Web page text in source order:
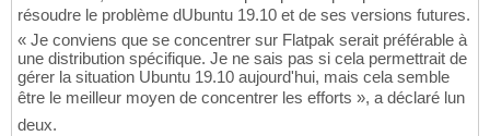
résoudre le problème dUbuntu 19.10 et de ses versions futures.
« Je conviens que se concentrer sur Flatpak serait préférable à
une distribution spécifique. Je ne sais pas si cela permettrait de
gérer la situation Ubuntu 19.10 aujourd'hui, mais cela semble
être le meilleur moyen de concentrer les efforts », a déclaré lun
deux.